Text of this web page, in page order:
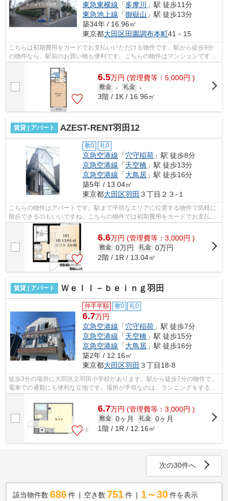
東急東横線 「多摩川
」駅 徒歩11分
東急池上線 「御嶽山 」駅 徒歩13分
築34年 / 16.96㎡
東京都大田区田園調布本町41－15
こちらは初期費用をカードでお支払いいただける物件です。駅から徒歩9分
の物件なら、駅前のお買い物も便利です。こちらの物件はマンションです。
電車でのアクセスを快適なものにする、...
6.5万円 (管理費等：5,000円 )
敷金 - 礼金 -
3階 / 1K / 16.96㎡
賃貸 | アパート AZEST-RENT羽田12
敷0 礼0
京急空港線 「穴守稲荷 」駅 徒歩8分
京急空港線 「天空橋 」駅 徒歩13分
京急空港線 「大鳥居 」駅 徒歩16分
築5年 / 13.04㎡
東京都大田区羽田 ３丁目２３-１
こちらの物件はアパートです。駅まで平坦なエリアに位置する物件で気軽に
散歩できるのもいいですね。こちらの物件では初期費用をカードでお支払い
いただけます。忙しい日でもゴミ出し...
6.6万円 (管理費等：3,000円 )
敷金 0万円 礼金 0万円
2階 / 1R / 13.04㎡
賃貸 | アパート Ｗｅｌｌ－ｂｅｉｎｇ羽田
仲手半額 敷0 礼0
6.7万円
京急空港線 「穴守稲荷 」駅 徒歩7分
京急空港線 「天空橋 」駅 徒歩15分
京急空港線 「大鳥居 」駅 徒歩16分
築2年 / 12.16㎡
東京都大田区羽田 ３丁目18-8
徒歩3分の場所に大田区立羽田小学校があります。駅から徒歩7分の物件で、
電車での通勤にも便利な立地です。場所が平坦なのは、ランニングをする上
6.7万円 (管理費等：3,000円 )
敷金 0ヶ月 礼金 0ヶ月
1階 / 1R / 12.16㎡
次の30件へ
該当物件数 686件 空き数 751 件 1～30 件を表示